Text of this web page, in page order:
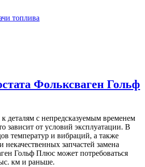
топлива
Фольксваген Гольф
к деталям с непредсказуемым временем
зависит от условий эксплуатации. В
температур и вибраций, а также
некачественных запчастей замена
Гольф Плюс может потребоваться
км и раньше.